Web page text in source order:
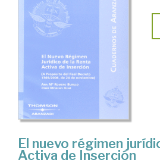
El nuevo régimen
Activa de Inserción